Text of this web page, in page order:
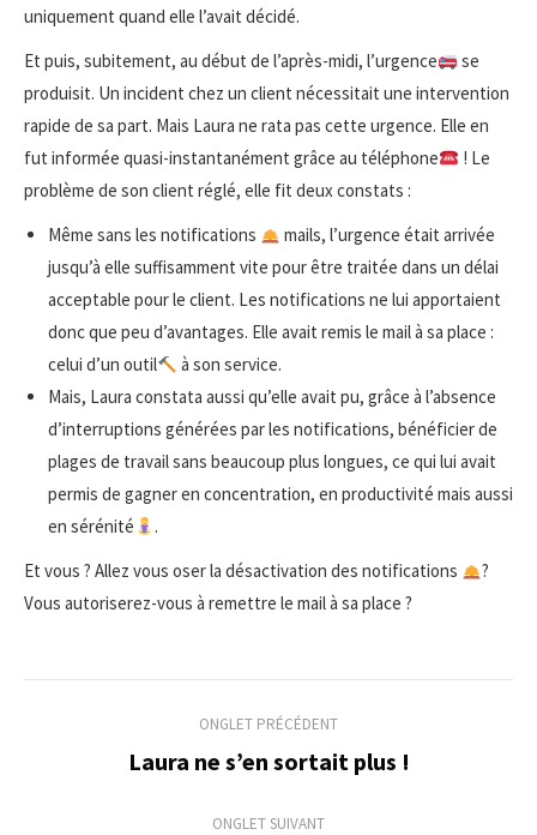
uniquement quand elle l’avait décidé.
Et puis, subitement, au début de l’après-midi, l’urgence
se
produisit. Un incident chez un client nécessitait une intervention
rapide de sa part. Mais Laura ne rata pas cette urgence. Elle en
fut informée quasi-instantanément grâce au téléphone
! Le
problème de son client réglé, elle fit deux constats :
Même sans les notifications
mails, l’urgence était arrivée
jusqu’à elle suffisamment vite pour être traitée dans un délai
acceptable pour le client. Les notifications ne lui apportaient
donc que peu d’avantages. Elle avait remis le mail à sa place :
celui d’un outil
à son service.
Mais, Laura constata aussi qu’elle avait pu, grâce à l’absence
d’interruptions générées par les notifications, bénéficier de
plages de travail sans beaucoup plus longues, ce qui lui avait
permis de gagner en concentration, en productivité mais aussi
en sérénité
.
Et vous ? Allez vous oser la désactivation des notifications
?
Vous autoriserez-vous à remettre le mail à sa place ?
commentaire
ONGLET PRÉCÉDENT
Onglet
Laura ne s’en sortait plus !
ONGLET SUIVANT